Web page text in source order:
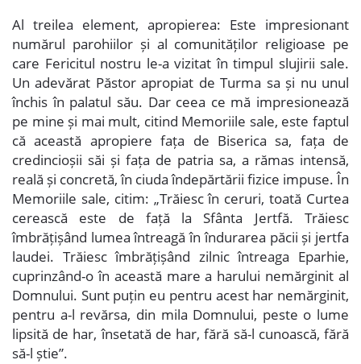
Al treilea element, apropierea: Este impresionant
numărul parohiilor și al comunităților religioase pe
care Fericitul nostru le-a vizitat în timpul slujirii sale.
Un adevărat Păstor apropiat de Turma sa și nu unul
închis în palatul său. Dar ceea ce mă impresionează
pe mine și mai mult, citind Memoriile sale, este faptul
că această apropiere fața de Biserica sa, fața de
credincioșii săi și fața de patria sa, a rămas intensă,
reală și concretă, în ciuda îndepărtării fizice impuse. În
Memoriile sale, citim: „Trăiesc în ceruri, toată Curtea
cerească este de față la Sfânta Jertfă. Trăiesc
îmbrățișând lumea întreagă în îndurarea păcii și jertfa
laudei. Trăiesc îmbrățișând zilnic întreaga Eparhie,
cuprinzând-o în această mare a harului nemărginit al
Domnului. Sunt puțin eu pentru acest har nemărginit,
pentru a-l revărsa, din mila Domnului, peste o lume
lipsită de har, însetată de har, fără să-l cunoască, fără
să-l știe”.